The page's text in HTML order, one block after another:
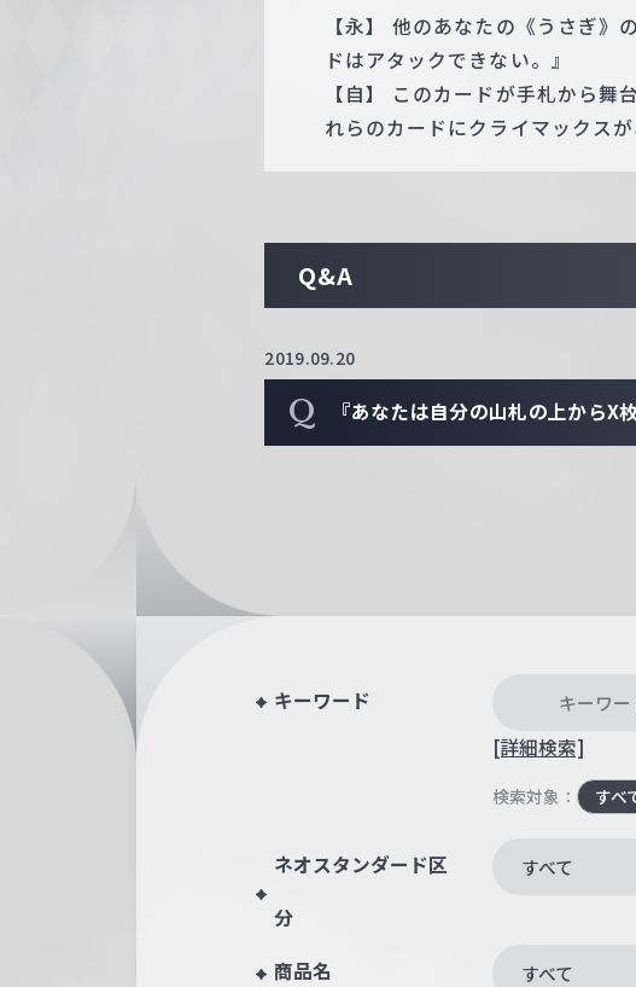
【永】 他のあなたの《うさぎ
ドはアタックできない。』
【自】 このカードが手札から
れらのカードにクライマックス
Q&A
2019.09.20
Q 『あなたは自分の山札の上からX
キーワード
[詳細検索]
検索対象： すべ
ネオスタンダード区
分
すべて
商品名 すべて